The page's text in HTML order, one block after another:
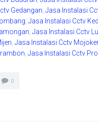
Gedangan Jasa Instalasi
Jasa Instalasi Cctv
Lamongan Jasa Instalasi Cctv
Jasa Instalasi Cctv
Jasa Instalasi Cctv
0